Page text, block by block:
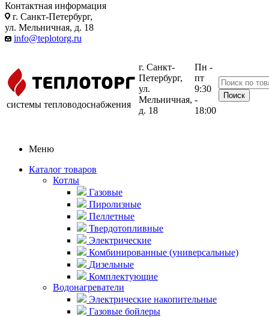
Контактная информация
г. Санкт-Петербург,
ул. Мельничная, д. 18
info@teplotorg.ru
системы тепловодоснабжения
г. Санкт-
Петербург,
ул.
Мельничная,
д. 18
Пн -
пт
9:30
-
18:00
Меню
Каталог товаров
Котлы
Газовые
Пиролизные
Пеллетные
Твердотопливные
Электрические
Комбинированные (универсальные)
Дизельные
Комплектующие
Водонагреватели
Электрические накопительные
Газовые бойлеры